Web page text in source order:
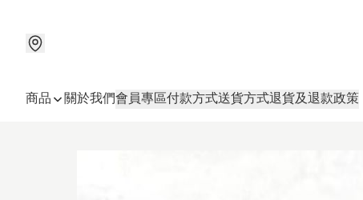
商品 關於我們會員專區付款方式送貨方式退貨及退款政策